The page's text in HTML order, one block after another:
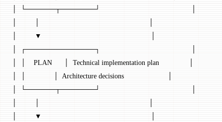
│  └──────┬───────┘                                              │
│         ▼                                                       │
│  ┌──────────────┐                                              │
│  │    PLAN      │  Technical implementation plan               │
│  │              │  Architecture decisions                      │
│  └──────┬───────┘                                              │
│         ▼                                                       │